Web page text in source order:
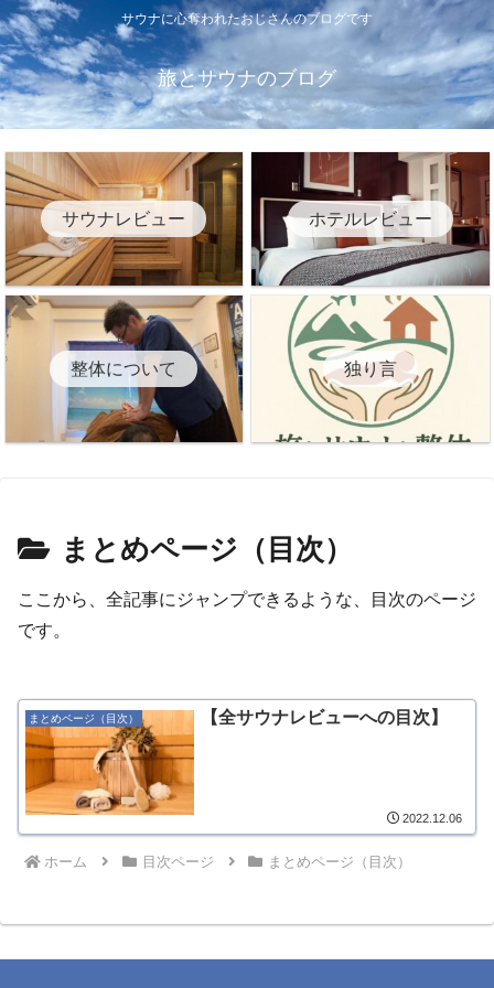
サウナに心奪われたおじさんのブログです
旅とサウナのブログ
サウナレビュー ホテルレビュー
整体について 独り言
まとめページ（目次）
ここから、全記事にジャンプできるような、目次のページ
です。
まとめページ（目次） 【全サウナレビューへの目次】
2022.12.06
ホーム 目次ページ まとめページ（目次）